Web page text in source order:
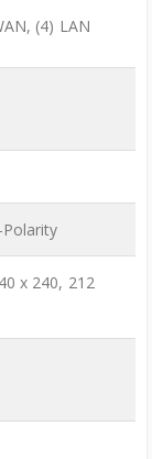
(4) LAN
x 240, 212